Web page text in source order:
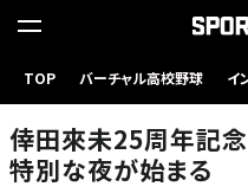
TOP バーチャル高校野球 イ
倖田來未25周年記念
特別な夜が始まる